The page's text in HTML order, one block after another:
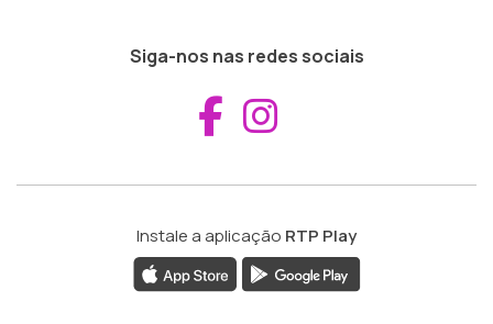
Siga-nos nas redes sociais
Aceder ao
Instale a aplicação RTP Play